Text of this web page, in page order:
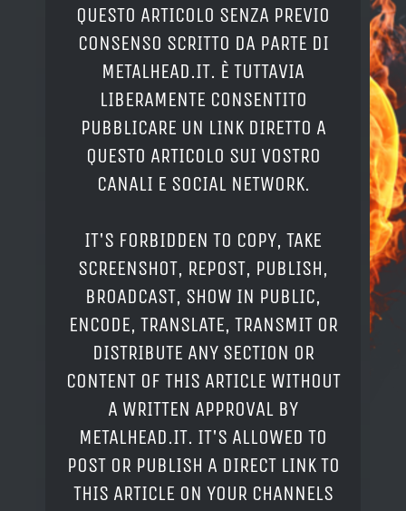
QUESTO ARTICOLO SENZA PREVIO
CONSENSO SCRITTO DA PARTE DI
METALHEAD.IT. È TUTTAVIA
LIBERAMENTE CONSENTITO
PUBBLICARE UN LINK DIRETTO A
QUESTO ARTICOLO SUI VOSTRO
CANALI E SOCIAL NETWORK.
IT'S FORBIDDEN TO COPY, TAKE
SCREENSHOT, REPOST, PUBLISH,
BROADCAST, SHOW IN PUBLIC,
ENCODE, TRANSLATE, TRANSMIT OR
DISTRIBUTE ANY SECTION OR
CONTENT OF THIS ARTICLE WITHOUT
A WRITTEN APPROVAL BY
METALHEAD.IT. IT'S ALLOWED TO
POST OR PUBLISH A DIRECT LINK TO
THIS ARTICLE ON YOUR CHANNELS